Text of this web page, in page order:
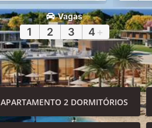
Vagas
1 2 3 4 +
APARTAMENTO 2 DORMITÓRIOS